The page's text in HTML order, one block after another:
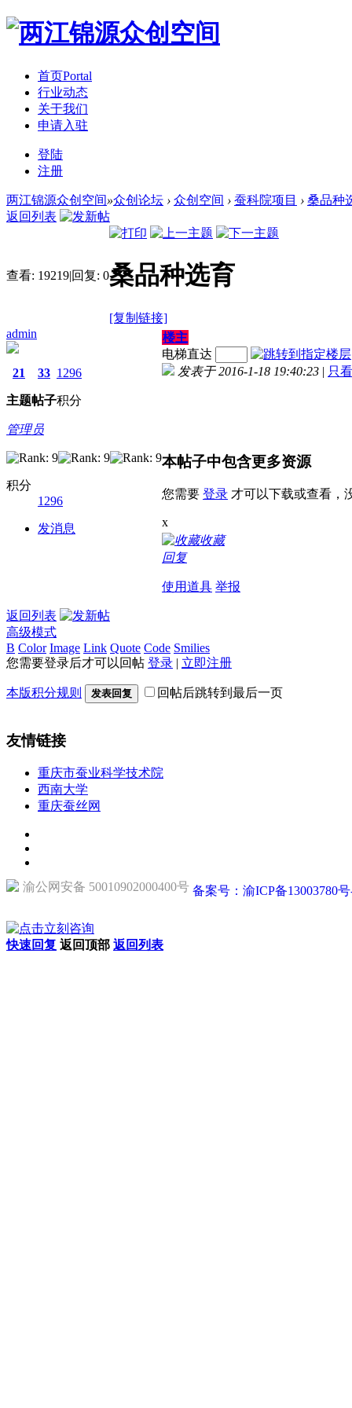
首页Portal
行业动态
关于我们
申请入驻
登陆
注册
两江锦源众创空间»众创论坛 › 众创空间 › 蚕科院项目 › 桑品种
返回列表
查看: 19219|回复: 0桑品种选育
[复制链接]
admin
21
主题
33
帖子
1296
积分
管理员
积分
1296
发消息
楼主
电梯直达
发表于 2016-1-18 19:40:23 | 只
本帖子中包含更多资源
您需要 登录 才可以下载或查看，
x
收藏
回复
使用道具 举报
返回列表
高级模式
B Color Image Link Quote Code Smilies
您需要登录后才可以回帖 登录 | 立即注册
本版积分规则 发表回复 回帖后跳转到最后一页
友情链接
重庆市蚕业科学技术院
西南大学
重庆蚕丝网
渝公网安备 50010902000400号 备案号：渝ICP备13003780
快速回复 返回顶部 返回列表